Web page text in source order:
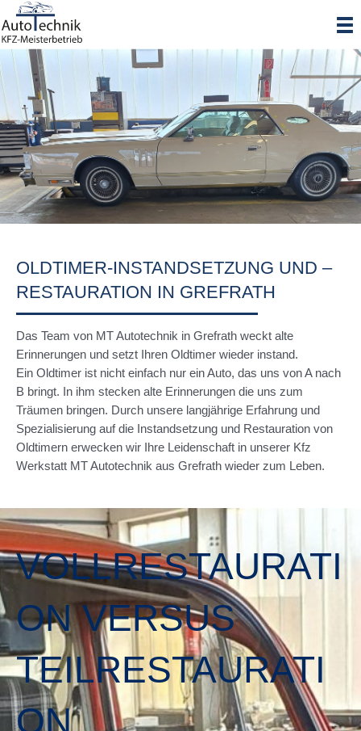
Zum
Inhalt
springen
OLDTIMER-INSTANDSETZUNG UND –
RESTAURATION IN GREFRATH
Das Team von MT Autotechnik in Grefrath weckt alte
Erinnerungen und setzt Ihren Oldtimer wieder instand.
Ein Oldtimer ist nicht einfach nur ein Auto, das uns von A nach
B bringt. In ihm stecken alte Erinnerungen die uns zum
Träumen bringen. Durch unsere langjährige Erfahrung und
Spezialisierung auf die Instandsetzung und Restauration von
Oldtimern erwecken wir Ihre Leidenschaft in unserer Kfz
Werkstatt MT Autotechnik aus Grefrath wieder zum Leben.
VOLLRESTAURATI
ON VERSUS
TEILRESTAURATI
ON